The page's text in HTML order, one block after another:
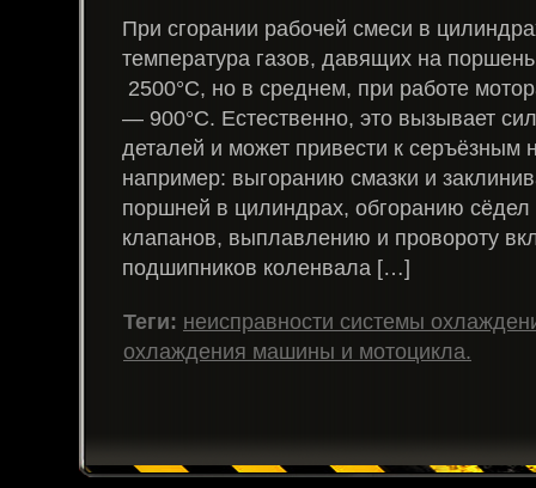
При сгорании рабочей смеси в
температура газов, давящих на
2500°С, но в среднем, при работе
— 900°С. Естественно, это вызывает
деталей и может привести к серъёзным
например: выгоранию смазки и
поршней в цилиндрах, обгоранию сёдел
клапанов, выплавлению и провороту
подшипников коленвала […]
Теги: неисправности системы
охлаждения машины и мотоцикла.